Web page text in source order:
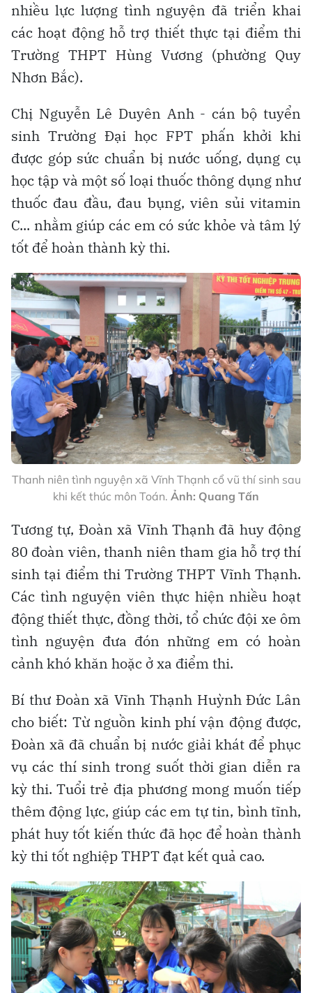
nhiều lực lượng tình nguyện đã triển khai
các hoạt động hỗ trợ thiết thực tại điểm thi
Trường THPT Hùng Vương (phường Quy
Nhơn Bắc).
Chị Nguyễn Lê Duyên Anh - cán bộ tuyển
sinh Trường Đại học FPT phấn khởi khi
được góp sức chuẩn bị nước uống, dụng cụ
học tập và một số loại thuốc thông dụng như
thuốc đau đầu, đau bụng, viên sủi vitamin
C... nhằm giúp các em có sức khỏe và tâm lý
tốt để hoàn thành kỳ thi.
Thanh niên tình nguyện xã Vĩnh Thạnh cổ vũ thí sinh sau
khi kết thúc môn Toán. Ảnh: Quang Tấn
Tương tự, Đoàn xã Vĩnh Thạnh đã huy động
80 đoàn viên, thanh niên tham gia hỗ trợ thí
sinh tại điểm thi Trường THPT Vĩnh Thạnh.
Các tình nguyện viên thực hiện nhiều hoạt
động thiết thực, đồng thời, tổ chức đội xe ôm
tình nguyện đưa đón những em có hoàn
cảnh khó khăn hoặc ở xa điểm thi.
Bí thư Đoàn xã Vĩnh Thạnh Huỳnh Đức Lân
cho biết: Từ nguồn kinh phí vận động được,
Đoàn xã đã chuẩn bị nước giải khát để phục
vụ các thí sinh trong suốt thời gian diễn ra
kỳ thi. Tuổi trẻ địa phương mong muốn tiếp
thêm động lực, giúp các em tự tin, bình tĩnh,
phát huy tốt kiến thức đã học để hoàn thành
kỳ thi tốt nghiệp THPT đạt kết quả cao.